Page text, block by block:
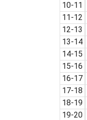
10-11
11-12
12-13
13-14
14-15
15-16
16-17
17-18
18-19
19-20